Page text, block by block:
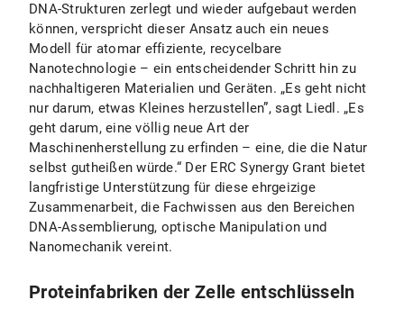
DNA-Strukturen zerlegt und wieder aufgebaut werden
können, verspricht dieser Ansatz auch ein neues
Modell für atomar effiziente, recycelbare
Nanotechnologie – ein entscheidender Schritt hin zu
nachhaltigeren Materialien und Geräten. „Es geht nicht
nur darum, etwas Kleines herzustellen”, sagt Liedl. „Es
geht darum, eine völlig neue Art der
Maschinenherstellung zu erfinden – eine, die die Natur
selbst gutheißen würde.“ Der ERC Synergy Grant bietet
langfristige Unterstützung für diese ehrgeizige
Zusammenarbeit, die Fachwissen aus den Bereichen
DNA-Assemblierung, optische Manipulation und
Nanomechanik vereint.
Proteinfabriken der Zelle entschlüsseln